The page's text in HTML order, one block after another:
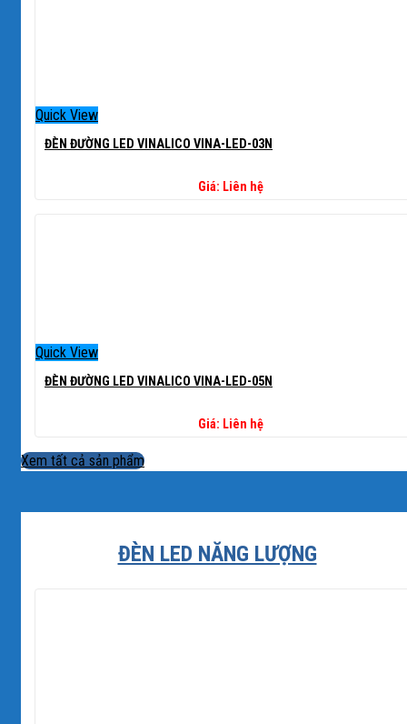
Quick View
ĐÈN ĐƯỜNG LED VINALICO VINA-LED-03N
Giá: Liên hệ
Quick View
ĐÈN ĐƯỜNG LED VINALICO VINA-LED-05N
Giá: Liên hệ
Xem tất cả sản phẩm
ĐÈN LED NĂNG LƯỢNG